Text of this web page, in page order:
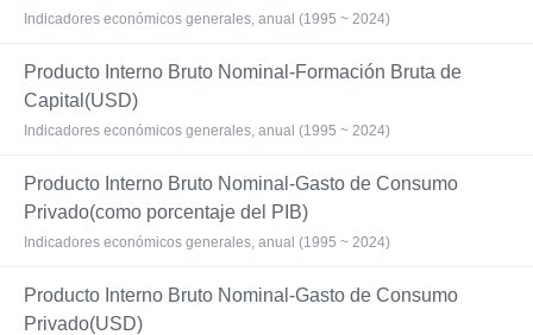
Indicadores económicos generales, anual (1995 ~ 2024)
Producto Interno Bruto Nominal-Formación Bruta de
Capital(USD)
Indicadores económicos generales, anual (1995 ~ 2024)
Producto Interno Bruto Nominal-Gasto de Consumo
Privado(como porcentaje del PIB)
Indicadores económicos generales, anual (1995 ~ 2024)
Producto Interno Bruto Nominal-Gasto de Consumo
Privado(USD)